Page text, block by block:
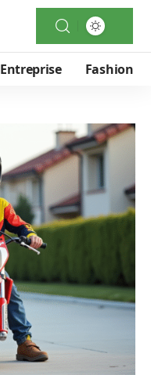
Entreprise Fashion